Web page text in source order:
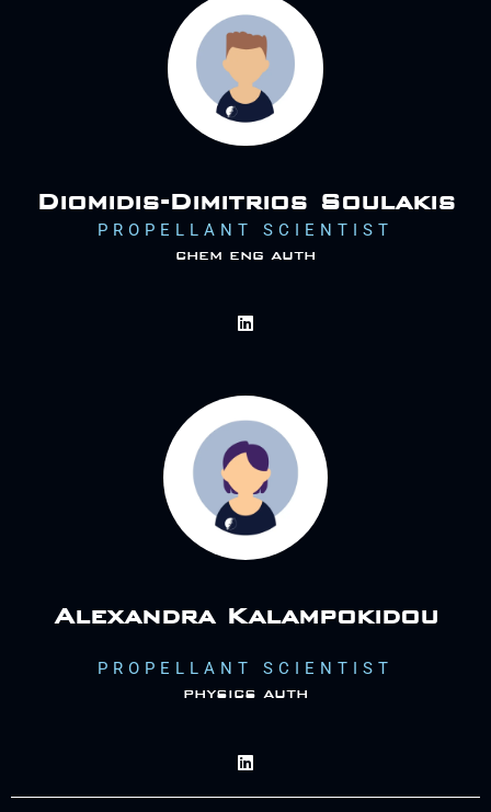
Diomidis-Dimitrios Soulakis
PROPELLANT SCIENTIST
chem eng auth
Alexandra Kalampokidou
PROPELLANT SCIENTIST
physics auth